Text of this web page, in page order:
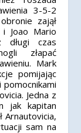
3-5-2
zajął
Joao Mario
długi czas
złapać
Mark
pomijając
Jedna z
jak kapitan
Arnautovicia,
sam na